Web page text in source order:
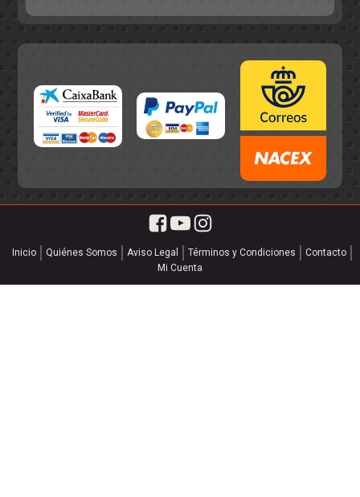
Inicio Quiénes Somos Aviso Legal Términos y Condiciones
Contacto
Mi Cuenta